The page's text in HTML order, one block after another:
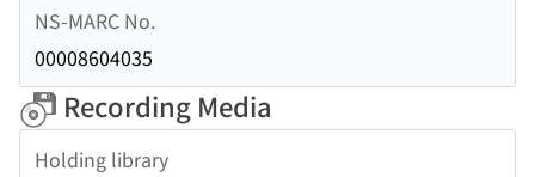
NS-MARC No.
00008604035
Recording Media
Holding library